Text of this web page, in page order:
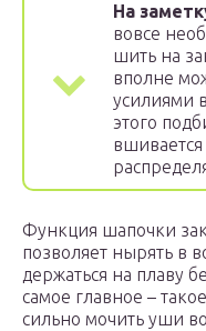
На
вовсе
шить на
вполне
усилиями
этого
Функция шапочки
позволяет нырять в
держаться на плаву
самое главное –
сильно мочить уши